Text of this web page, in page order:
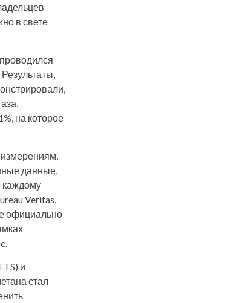
в свете
на которое
данные,
каждому
Veritas,
официально
и
стал